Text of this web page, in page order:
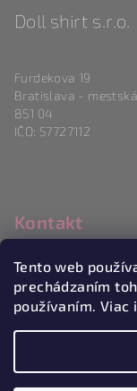
Tento web
prechádzaním
používaním.
Doll shirt s.r.o.
Furdekova 19
Bratislava -
851 04
IČO: 57727112
Kontakt
info@
0915 983 346